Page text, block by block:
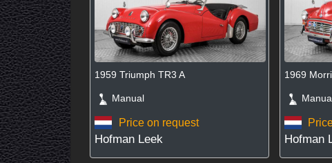
1959 Triumph TR3 A
Manual
Price on request
Hofman Leek
1969
Hofman